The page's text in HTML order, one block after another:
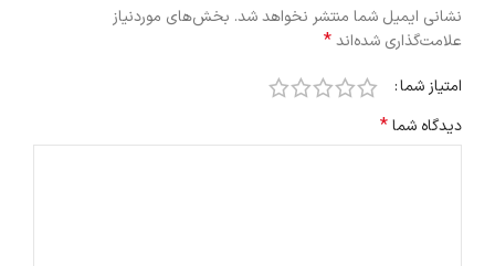
نشانی ایمیل شما منتشر نخواهد شد. بخش‌های موردنیاز
علامت‌گذاری شده‌اند*
امتیاز شما
دیدگاه شما*